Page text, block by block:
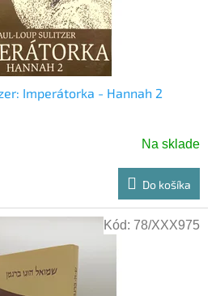
Imperátorka - Hannah 2
Na sklade
Do košíka
Kód: 78/XXX975